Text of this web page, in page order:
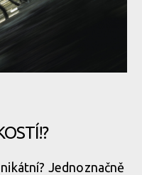
S
Jednoznačně